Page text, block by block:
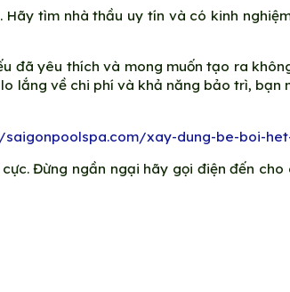
tìm nhà thầu uy tín và có kinh
đã yêu thích và mong muốn tạo ra
lắng về chi phí và khả năng bảo trì,
xay-dung-be-boi-
Đừng ngần ngại hãy gọi điện đến cho